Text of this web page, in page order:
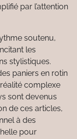
par l’attention
soutenu,
les
stylistiques.
paniers en rotin
complexe
sont devenus
de ces articles,
à des
pour